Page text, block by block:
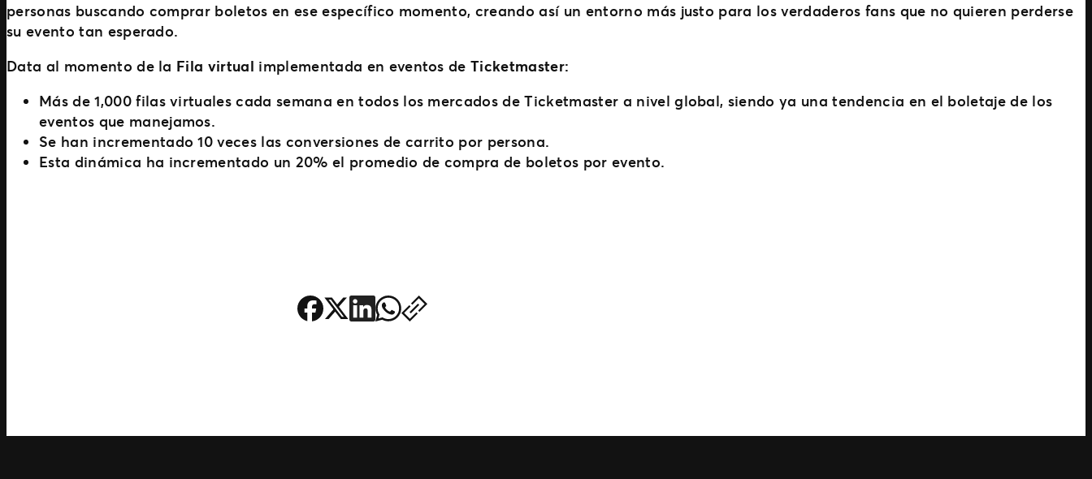
personas buscando comprar boletos en ese específico momento, creando así un entorno más justo para los verdaderos fans que no quieren perderse
su evento tan esperado.
Data al momento de la Fila virtual implementada en eventos deTicketmaster:
Más de 1,000 filas virtuales cada semana en todos los mercados de Ticketmaster a nivel global, siendo ya una tendencia en el boletaje de los
eventos que manejamos.
Se han incrementado 10 veces las conversiones de carrito por persona.
Esta dinámica ha incrementado un 20% el promedio de compra de boletos por evento.